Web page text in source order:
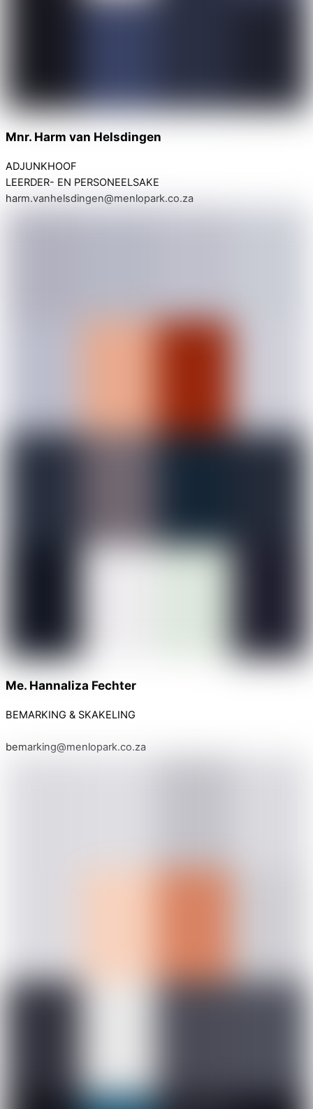
Mnr. Harm van Helsdingen
ADJUNKHOOF
LEERDER- EN PERSONEELSAKE
harm.vanhelsdingen@menlopark.co.za
Me. Hannaliza Fechter
BEMARKING & SKAKELING
bemarking@menlopark.co.za